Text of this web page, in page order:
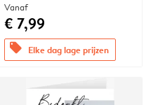
Vanaf
€ 7,99
offers Elke dag lage prijzen